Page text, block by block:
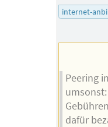
internet-
Peering
dafür